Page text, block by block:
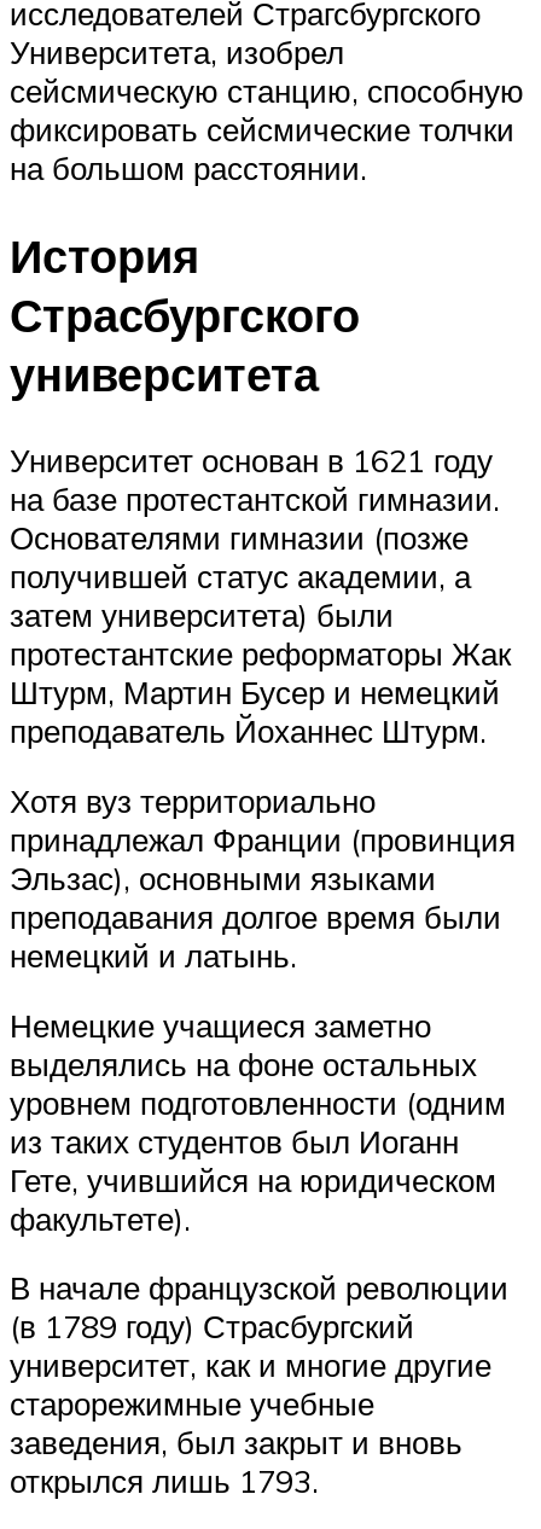
исследователей Страгсбургского
Университета, изобрел
сейсмическую станцию, способную
фиксировать сейсмические толчки
на большом расстоянии.
История
Страсбургского
университета
Университет основан в 1621 году
на базе протестантской гимназии.
Основателями гимназии (позже
получившей статус академии, а
затем университета) были
протестантские реформаторы Жак
Штурм, Мартин Бусер и немецкий
преподаватель Йоханнес Штурм.
Хотя вуз территориально
принадлежал Франции (провинция
Эльзас), основными языками
преподавания долгое время были
немецкий и латынь.
Немецкие учащиеся заметно
выделялись на фоне остальных
уровнем подготовленности (одним
из таких студентов был Иоганн
Гете, учившийся на юридическом
факультете).
В начале французской революции
(в 1789 году) Страсбургский
университет, как и многие другие
старорежимные учебные
заведения, был закрыт и вновь
открылся лишь 1793.